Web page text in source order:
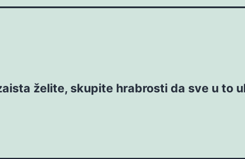
želite, skupite hrabrosti da sve u to